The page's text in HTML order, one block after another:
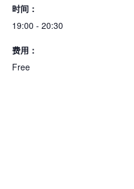
时间：
19:00 - 20:30
费用：
Free